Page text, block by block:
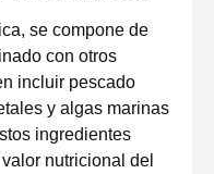
se compone de
con otros
incluir pescado
y algas marinas
ingredientes
nutricional del